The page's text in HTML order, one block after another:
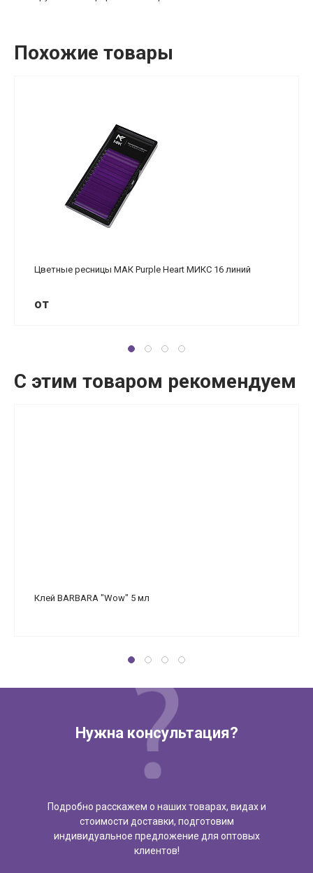
Похожие товары
Цветные ресницы МАК Purple Heart МИКС 16 линий
от
С этим товаром рекомендуем
Клей BARBARA "Wow" 5 мл
Нужна консультация?
Подробно расскажем о наших товарах, видах и
стоимости доставки, подготовим
индивидуальное предложение для оптовых
клиентов!